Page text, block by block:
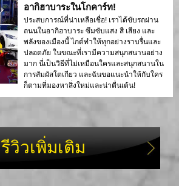
อากิฮาบาระในโกคาร์ท!
ประสบการณ์ที่น่าเหลือเชื่อ! เราได้ขับรถผ่าน
ถนนในอากิฮาบาระ ซึมซับแสง สี เสียง และ
พลังของเมืองนี้ ไกด์ทำให้ทุกอย่างราบรื่นและ
ปลอดภัย ในขณะที่เรามีความสนุกสนานอย่าง
มาก นี่เป็นวิธีที่ไม่เหมือนใครและสนุกสนานใน
การสัมผัสโตเกียว และฉันขอแนะนำให้กับใคร
ก็ตามที่มองหาสิ่งใหม่และน่าตื่นเต้น!
รีวิวเพิ่มเติม